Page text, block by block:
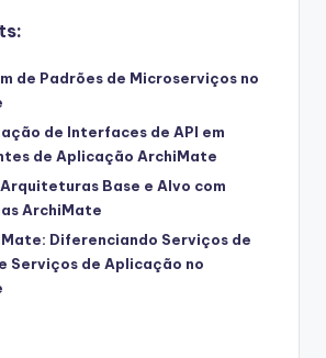
de Padrões de Microserviços no
de Interfaces de API em
de Aplicação ArchiMate
Base e Alvo com
ArchiMate
Diferenciando Serviços de
Serviços de Aplicação no